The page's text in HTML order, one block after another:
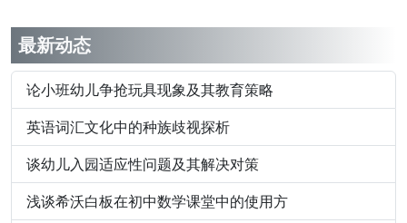
最新动态
论小班幼儿争抢玩具现象及其教育策略
英语词汇文化中的种族歧视探析
谈幼儿入园适应性问题及其解决对策
浅谈希沃白板在初中数学课堂中的使用方